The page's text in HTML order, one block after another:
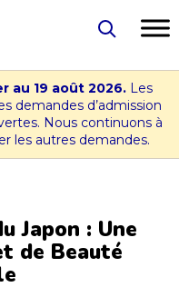
au 19 août 2026. Les
demandes d’admission
Nous continuons à
les autres demandes.
Japon : Une
de Beauté